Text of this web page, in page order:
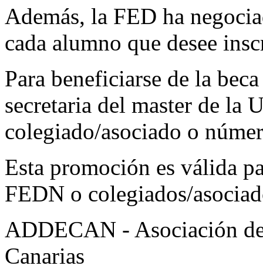
Además, la FED ha
cada alumno que desee
Para beneficiarse de la
secretaria del master de la
colegiado/asociado o
Esta promoción es válida
FEDN o colegiados/
ADDECAN - Asociación
Canarias